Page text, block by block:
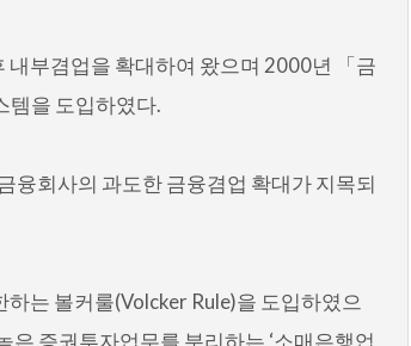
부겸업을 확대하여 왔으며 2000년 「금
템을 도입하였다.
융회사의 과도한 금융겸업 확대가 지목되
는 볼커룰(Volcker Rule)을 도입하였으
증권투자업무를 분리하는 ‘소매은행업